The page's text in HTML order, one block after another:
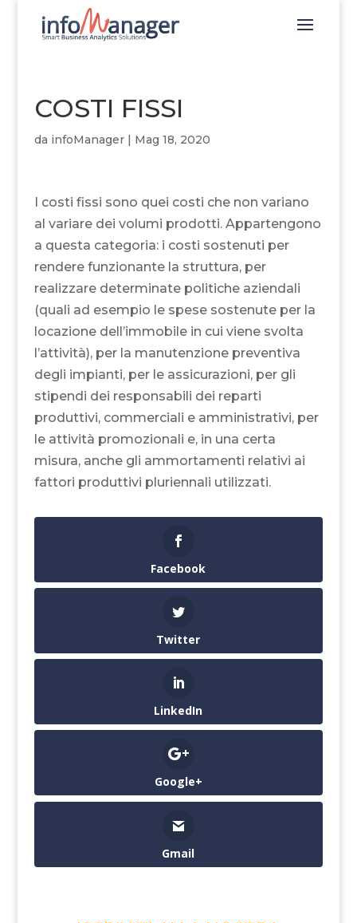
COSTI FISSI
da infoManager| Mag 18, 2020
I costi fissi sono quei costi che non variano
al variare dei volumi prodotti. Appartengono
a questa categoria: i costi sostenuti per
rendere funzionante la struttura, per
realizzare determinate politiche aziendali
(quali ad esempio le spese sostenute per la
locazione dell’immobile in cui viene svolta
l’attività), per la manutenzione preventiva
degli impianti, per le assicurazioni, per gli
stipendi dei responsabili dei reparti
produttivi, commerciali e amministrativi, per
le attività promozionali e, in una certa
misura, anche gli ammortamenti relativi ai
fattori produttivi pluriennali utilizzati.
Facebook
Twitter
LinkedIn
Google+
Gmail